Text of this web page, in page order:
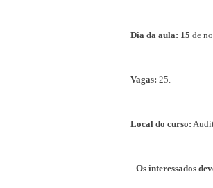
Dia da aula: 15 de
Vagas: 25.
Local do curso:
Os interessados